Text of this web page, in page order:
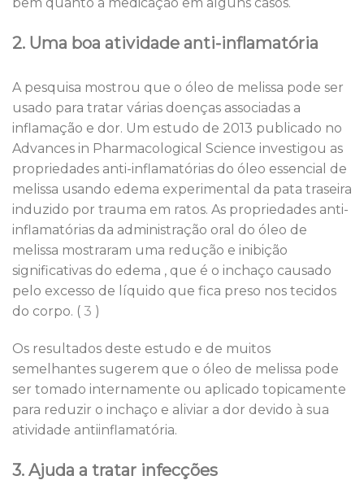
bem quanto a medicação em alguns casos.
2. Uma boa atividade anti-inflamatória
A pesquisa mostrou que o óleo de melissa pode ser
usado para tratar várias doenças associadas a
inflamação e dor. Um estudo de 2013 publicado no
Advances in Pharmacological Science investigou as
propriedades anti-inflamatórias do óleo essencial de
melissa usando edema experimental da pata traseira
induzido por trauma em ratos. As propriedades anti-
inflamatórias da administração oral do óleo de
melissa mostraram uma redução e inibição
significativas do edema , que é o inchaço causado
pelo excesso de líquido que fica preso nos tecidos
do corpo. ( 3 )
Os resultados deste estudo e de muitos
semelhantes sugerem que o óleo de melissa pode
ser tomado internamente ou aplicado topicamente
para reduzir o inchaço e aliviar a dor devido à sua
atividade antiinflamatória.
3. Ajuda a tratar infecções